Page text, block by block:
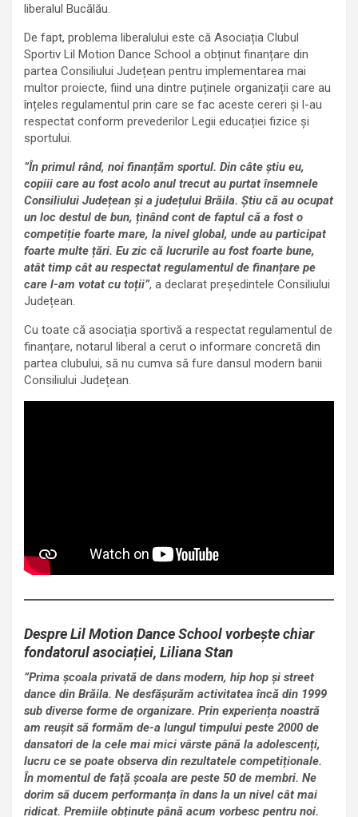
liberalul Bucălău.
De fapt, problema liberalului este că Asociația Clubul
Sportiv Lil Motion Dance School a obținut finanțare din
partea Consiliului Județean pentru implementarea mai
multor proiecte, fiind una dintre puținele organizații care au
înțeles regulamentul prin care se fac aceste cereri și l-au
respectat conform prevederilor Legii educației fizice și
sportului.
”În primul rând, noi finanțăm sportul. Din câte știu eu,
copiii care au fost acolo anul trecut au purtat însemnele
Consiliului Județean și a județului Brăila. Știu că au ocupat
un loc destul de bun, ținând cont de faptul că a fost o
competiție foarte mare, la nivel global, unde au participat
foarte multe țări. Eu zic că lucrurile au fost foarte bune,
atât timp cât au respectat regulamentul de finanțare pe
care l-am votat cu toții”, a declarat președintele Consiliului
Județean.
Cu toate că asociația sportivă a respectat regulamentul de
finanțare, notarul liberal a cerut o informare concretă din
partea clubului, să nu cumva să fure dansul modern banii
Consiliului Județean.
Despre Lil Motion Dance Schoolvorbește chiar
fondatorul asociației, Liliana Stan
”Prima școala privată de dans modern, hip hop și street
dance din Brăila. Ne desfășurăm activitatea încă din 1999
sub diverse forme de organizare. Prin experiența noastră
am reușit să formăm de-a lungul timpului peste 2000 de
dansatori de la cele mai mici vârste până la adolescenți,
lucru ce se poate observa din rezultatele competiționale.
În momentul de față școala are peste 50 de membri. Ne
dorim să ducem performanța în dans la un nivel cât mai
ridicat. Premiile obținute până acum vorbesc pentru noi.